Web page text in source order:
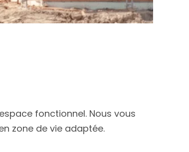
fonctionnel. Nous vous
zone de vie adaptée.